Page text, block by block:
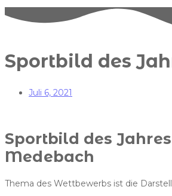
Sportbild des
Juli 6, 2021
Sportbild des
Medebach
Thema des Wettbewerbs ist die